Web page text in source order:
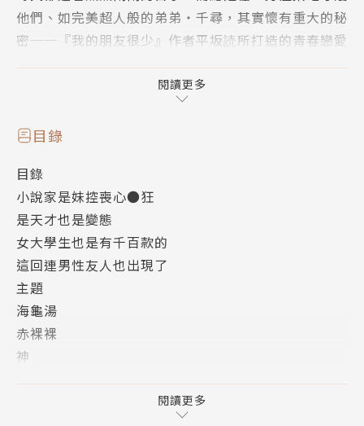
他們、如完美超人般的弟弟‧千尋，其實懷有重大的秘
密──『我的朋友很少』作者平坂読所打造的青春戀愛
閱讀更多
目錄
目錄
小說家是妹控喪心●狂
是天才也是變態
女大學生也是有千百款的
這回連男性友人也出現了
主題
海龜湯
赤裸裸
神
閱讀更多